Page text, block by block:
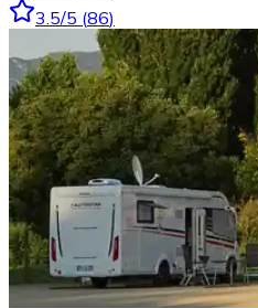
3.5/5 (86)